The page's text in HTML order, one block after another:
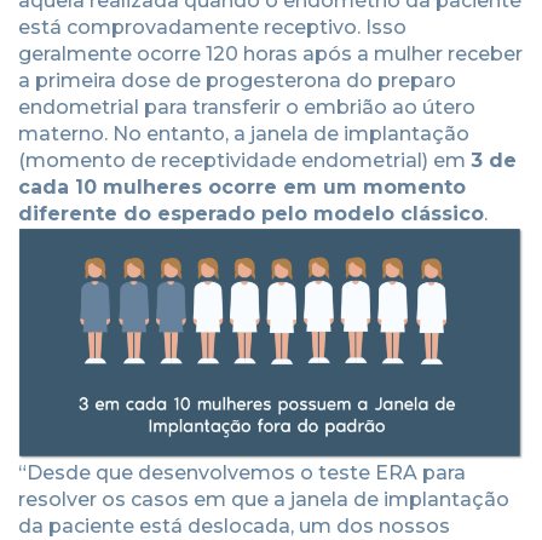
está comprovadamente receptivo. Isso
geralmente ocorre 120 horas após a mulher receber
a primeira dose de progesterona do preparo
endometrial para transferir o embrião ao útero
materno. No entanto, a janela de implantação
(momento de receptividade endometrial) em 3 de
cada 10 mulheres ocorre em um momento
diferente do esperado pelo modelo clássico.
“Desde que desenvolvemos o teste ERA para
resolver os casos em que a janela de implantação
da paciente está deslocada, um dos nossos